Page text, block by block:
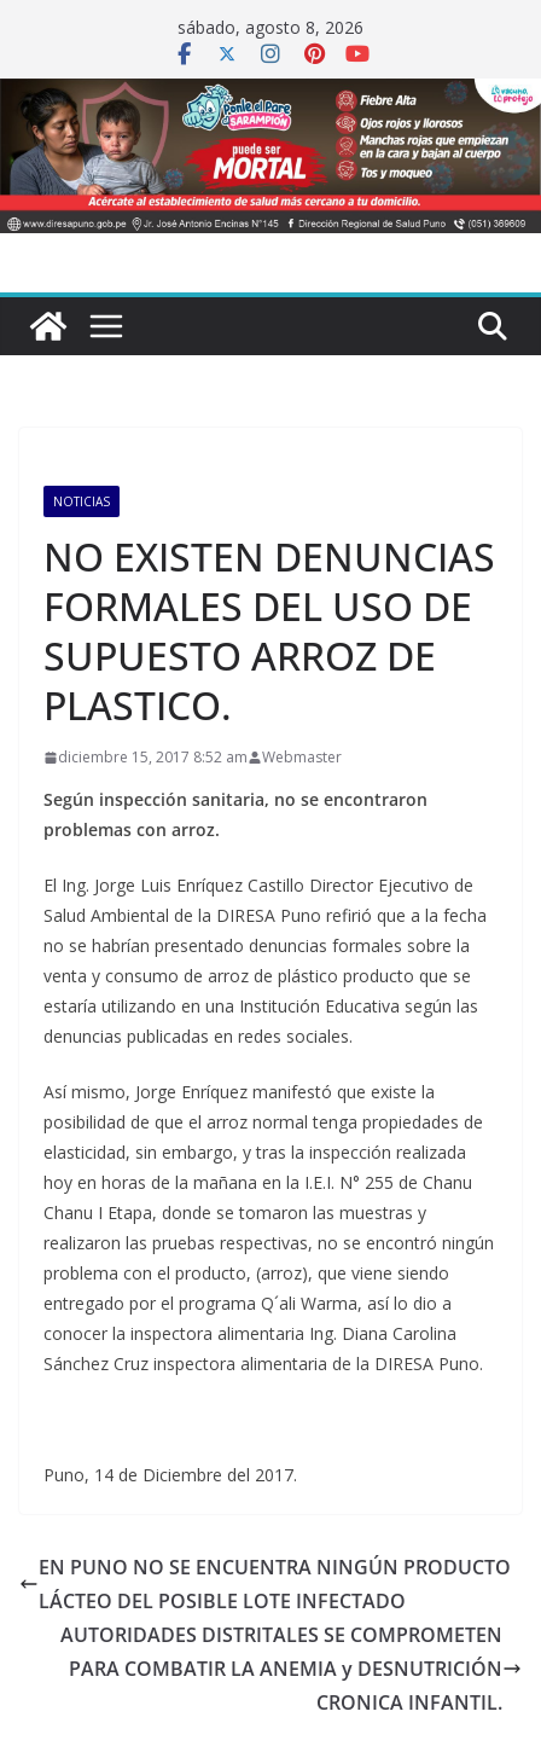
contenido
sábado, agosto 8, 2026
NOTICIAS
NO EXISTEN DENUNCIAS
FORMALES DEL USO DE
SUPUESTO ARROZ DE
PLASTICO.
diciembre 15, 2017 8:52 am Webmaster
Según inspección sanitaria, no se encontraron
problemas con arroz.
El Ing. Jorge Luis Enríquez Castillo Director Ejecutivo de
Salud Ambiental de la DIRESA Puno refirió que a la fecha
no se habrían presentado denuncias formales sobre la
venta y consumo de arroz de plástico producto que se
estaría utilizando en una Institución Educativa según las
denuncias publicadas en redes sociales.
Así mismo, Jorge Enríquez manifestó que existe la
posibilidad de que el arroz normal tenga propiedades de
elasticidad, sin embargo, y tras la inspección realizada
hoy en horas de la mañana en la I.E.I. N° 255 de Chanu
Chanu I Etapa, donde se tomaron las muestras y
realizaron las pruebas respectivas, no se encontró ningún
problema con el producto, (arroz), que viene siendo
entregado por el programa Q´ali Warma, así lo dio a
conocer la inspectora alimentaria Ing. Diana Carolina
Sánchez Cruz inspectora alimentaria de la DIRESA Puno.
Puno, 14 de Diciembre del 2017.
EN PUNO NO SE ENCUENTRA NINGÚN PRODUCTO
LÁCTEO DEL POSIBLE LOTE INFECTADO
AUTORIDADES DISTRITALES SE COMPROMETEN
PARA COMBATIR LA ANEMIA y DESNUTRICIÓN
CRONICA INFANTIL.